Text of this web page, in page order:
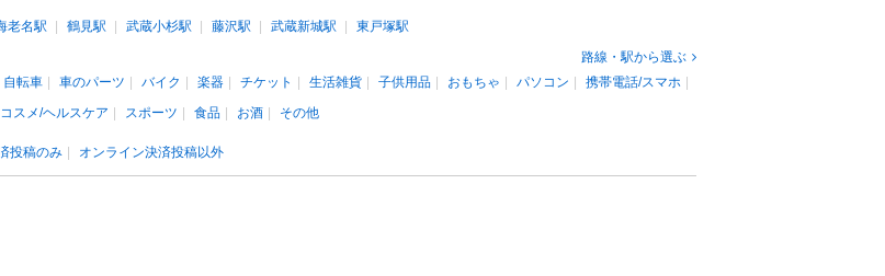
老名駅 鶴見駅 武蔵小杉駅 藤沢駅 武蔵新城駅
東戸塚駅
路線・駅から選ぶ
自転車 車のパーツ バイク 楽器 チケット 生活雑貨 子供用品 おもちゃ パソコン
携帯電話/スマホ
コスメ/ヘルスケア スポーツ 食品 お酒 その他
投稿のみ オンライン決済投稿以外